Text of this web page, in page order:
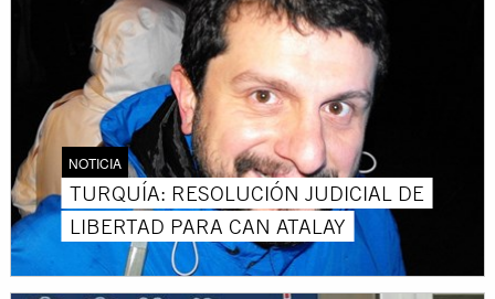
NOTICIA
TURQUÍA: RESOLUCIÓN JUDICIAL DE
LIBERTAD PARA CAN ATALAY